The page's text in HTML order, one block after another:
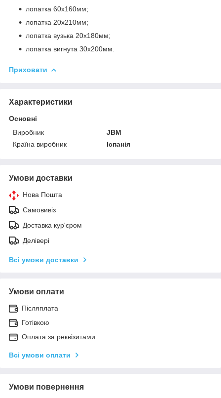
лопатка 60x160мм;
лопатка 20x210мм;
лопатка вузька 20x180мм;
лопатка вигнута З0x200мм.
Приховати
Характеристики
Основні
Виробник
JBM
Країна виробник
Іспанія
Умови доставки
Нова Пошта
Самовивіз
Доставка кур'єром
Делівері
Всі умови доставки
Умови оплати
Післяплата
Готівкою
Оплата за реквізитами
Всі умови оплати
Умови повернення